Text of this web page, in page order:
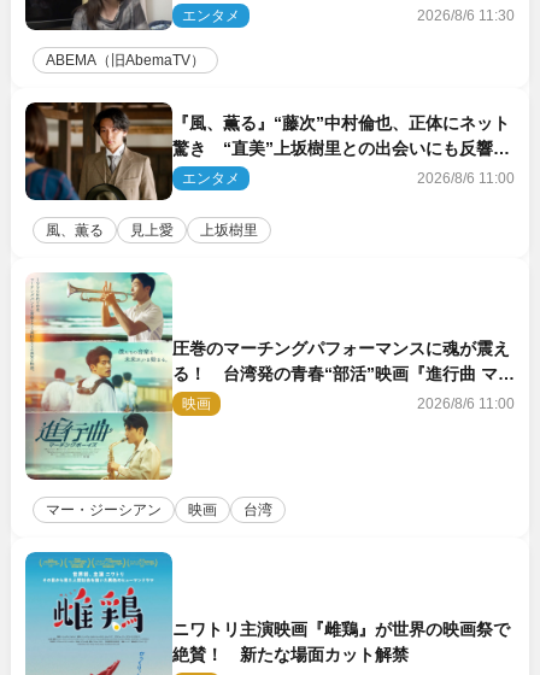
エンタメ 2026/8/6 11:30
ABEMA（旧AbemaTV）
『風、薫る』“藤次”中村倫也、正体にネット
驚き “直美”上坂樹里との出会いにも反響
「力になってくれそう」「仲良くしなよ！」
エンタメ 2026/8/6 11:00
風、薫る 見上愛 上坂樹里
圧巻のマーチングパフォーマンスに魂が震え
る！ 台湾発の青春“部活”映画『進行曲 マー
チングボーイズ』予告解禁
映画 2026/8/6 11:00
マー・ジーシアン 映画 台湾
ニワトリ主演映画『雌鶏』が世界の映画祭で
絶賛！ 新たな場面カット解禁